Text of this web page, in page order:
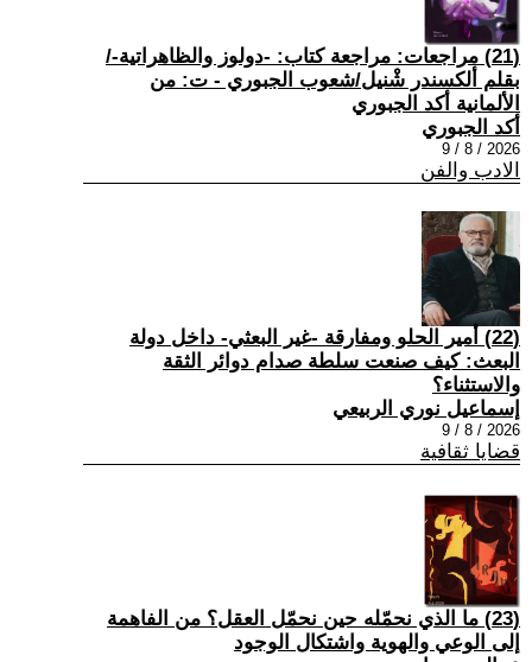
(21) مراجعات: مراجعة كتاب: -دولوز والظاهراتية-/
بقلم ألكسندر شْنيل/شعوب الجبوري - ت: من
الألمانية أكد الجبوري
أكد الجبوري
2026 / 8 / 9
الادب والفن
(22) أمير الحلو ومفارقة -غير البعثي- داخل دولة
البعث: كيف صنعت سلطة صدام دوائر الثقة
والاستثناء؟
إسماعيل نوري الربيعي
2026 / 8 / 9
قضايا ثقافية
(23) ما الذي نحمّله حين نحمّل العقل؟ من الفاهمة
إلى الوعي والهوية واشتكال الوجود